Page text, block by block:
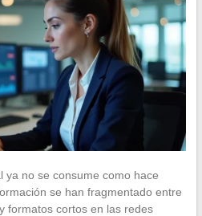
ya no se consume como hace
se han fragmentado entre
formatos cortos en las redes